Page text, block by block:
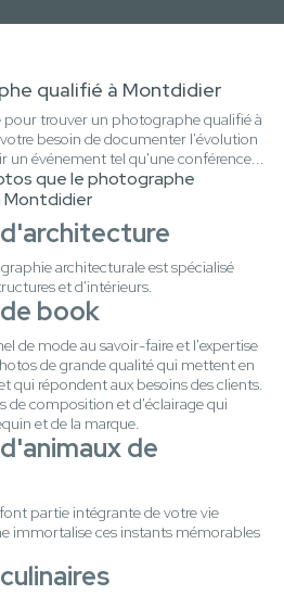
qualifié à Montdidier
pour trouver un photographe qualifié à
besoin de documenter l'évolution
un événement tel qu'une conférence...
que le photographe
Montdidier
architecturale est spécialisé
et d'intérieurs.
book
de mode au savoir-faire et l'expertise
de grande qualité qui mettent en
qui répondent aux besoins des clients.
de composition et d'éclairage qui
et de la marque.
de
partie intégrante de votre vie
immortalise ces instants mémorables